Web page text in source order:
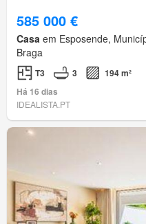
585 000 €
Casa em Esposende,
Braga
T3 3
194 m²
Há 16 dias
IDEALISTA.PT